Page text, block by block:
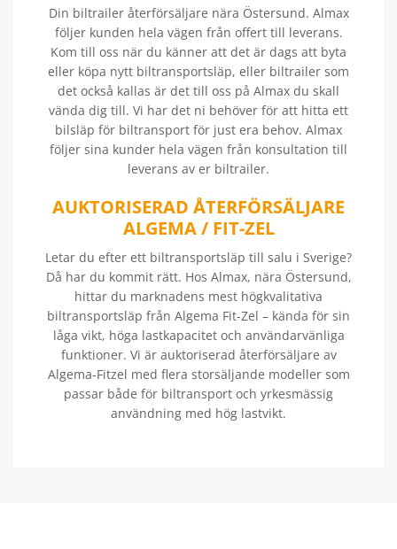
Din biltrailer återförsäljare nära Östersund. Almax
följer kunden hela vägen från offert till leverans.
Kom till oss när du känner att det är dags att byta
eller köpa nytt biltransportsläp, eller biltrailer som
det också kallas är det till oss på Almax du skall
vända dig till. Vi har det ni behöver för att hitta ett
bilsläp för biltransport för just era behov. Almax
följer sina kunder hela vägen från konsultation till
leverans av er biltrailer.
AUKTORISERAD ÅTERFÖRSÄLJARE
ALGEMA / FIT-ZEL
Letar du efter ett biltransportsläp till salu i Sverige?
Då har du kommit rätt. Hos Almax, nära Östersund,
hittar du marknadens mest högkvalitativa
biltransportsläp från Algema Fit-Zel – kända för sin
låga vikt, höga lastkapacitet och användarvänliga
funktioner. Vi är auktoriserad återförsäljare av
Algema-Fitzel med flera storsäljande modeller som
passar både för biltransport och yrkesmässig
användning med hög lastvikt.